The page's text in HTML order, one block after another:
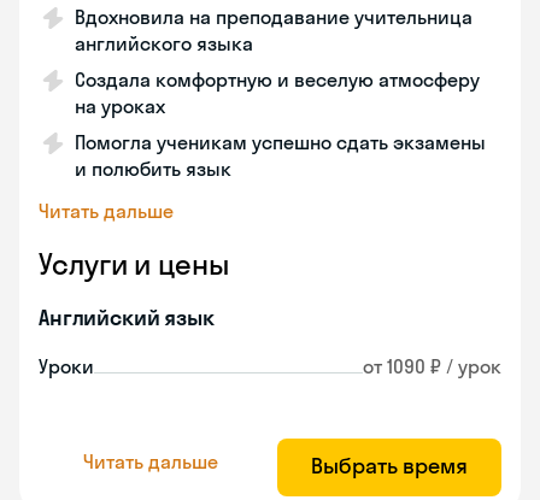
Вдохновила на преподавание учительница
английского языка
Создала комфортную и веселую атмосферу
на уроках
Помогла ученикам успешно сдать экзамены
и полюбить язык
Читать дальше
Услуги и цены
Английский язык
Уроки от 1090 ₽ / урок
Читать дальше Выбрать время